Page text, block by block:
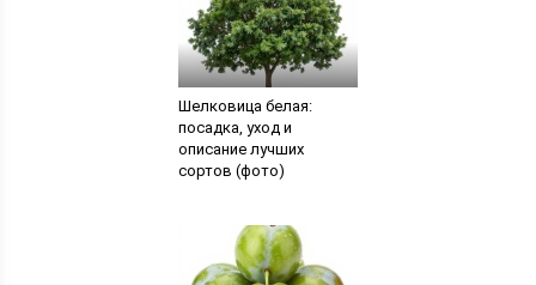
Шелковица белая:
посадка, уход и
описание лучших
сортов (фото)